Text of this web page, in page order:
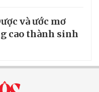
và ước mơ
cao thành sinh